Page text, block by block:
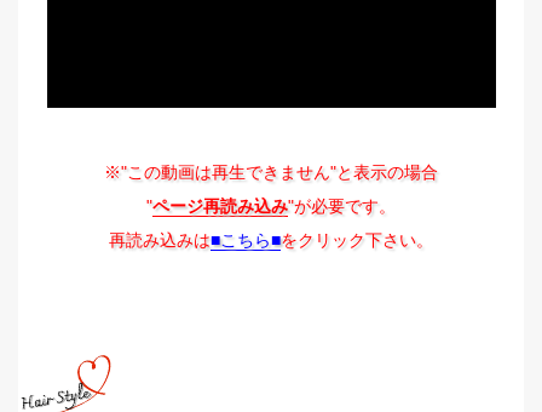
※"この動画は再生できません"と表示の場合
"ページ再読み込み"が必要です。
再読み込みは■こちら■をクリック下さい。